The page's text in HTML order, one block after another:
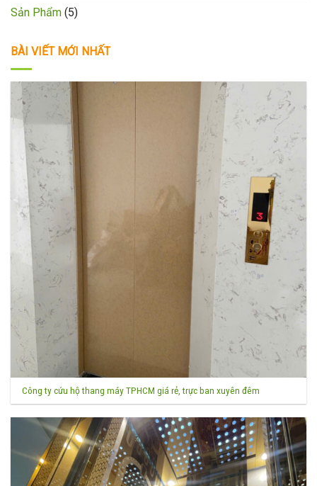
Sản Phẩm (5)
BÀI VIẾT MỚI NHẤT
Công ty cứu hộ thang máy TPHCM giá rẻ, trực ban xuyên đêm